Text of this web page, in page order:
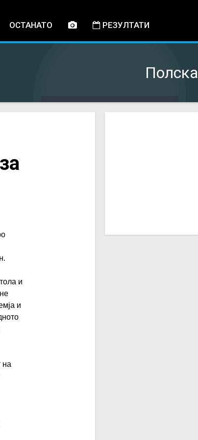
ОСТАНАТО РЕЗУЛТАТИ
Полска
и
и
на